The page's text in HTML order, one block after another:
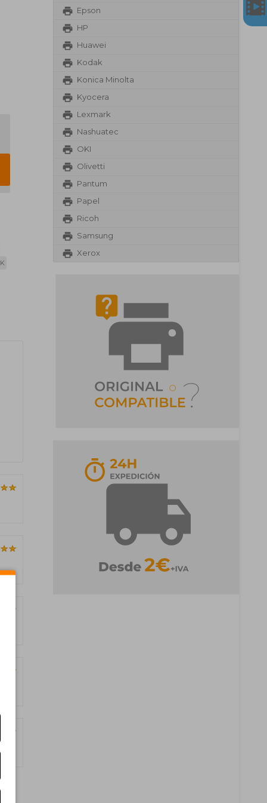
Epson
HP
Huawei
Kodak
Konica Minolta
Kyocera
Lexmark
Nashuatec
OKI
Olivetti
Pantum
Papel
Ricoh
Samsung
Xerox